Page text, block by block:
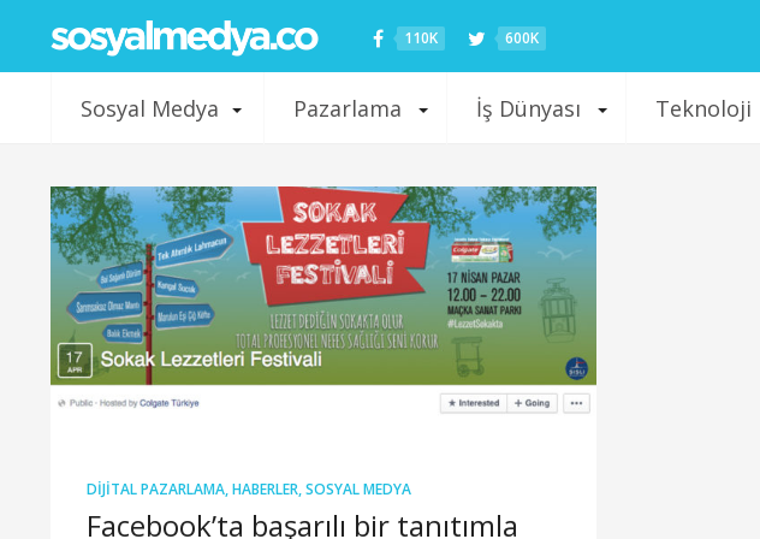
110K 600K
Sosyal Medya Pazarlama İş Dünyası Teknoloji
DIJITAL PAZARLAMA,HABERLER,SOSYAL MEDYA
Facebook’ta başarılı bir tanıtımla